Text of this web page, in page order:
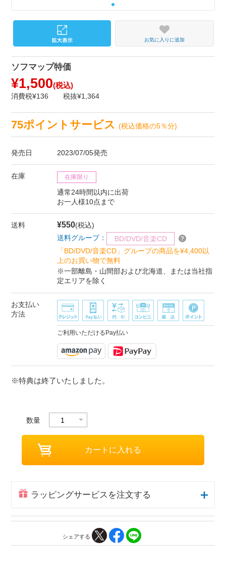
お気に入りに追加
ソフマップ特価
¥1,500(税込)
消費税¥136 税抜¥1,364
75ポイントサービス(税込価格の5％分)
発売日 2023/07/05発売
在庫 在庫限り
通常24時間以内に出荷
お一人様10点まで
送料 ¥550(税込)
送料グループ：
BD/DVD/音楽CD
「BD/DVD/音楽CD」グループの商品を¥4,400以
上のお買い物で無料
※一部離島・山間部および北海道、または当社指
定エリアを除く
お支払い
方法
ご利用いただけるPay払い
※特典は終了いたしました。
数量
ラッピングサービスを注文する
シェアする